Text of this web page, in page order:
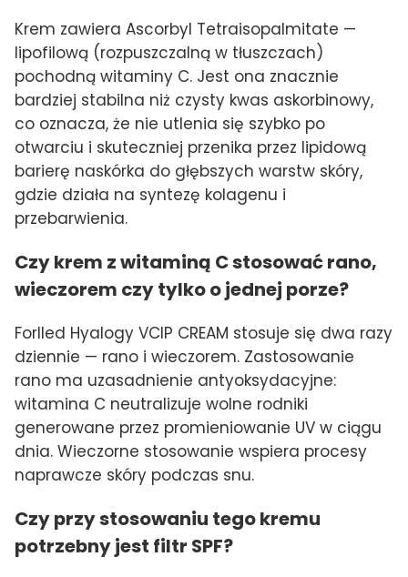
Krem zawiera Ascorbyl Tetraisopalmitate —
lipofilową (rozpuszczalną w tłuszczach)
pochodną witaminy C. Jest ona znacznie
bardziej stabilna niż czysty kwas askorbinowy,
co oznacza, że nie utlenia się szybko po
otwarciu i skuteczniej przenika przez lipidową
barierę naskórka do głębszych warstw skóry,
gdzie działa na syntezę kolagenu i
przebarwienia.
Czy krem z witaminą C stosować rano,
wieczorem czy tylko o jednej porze?
Forlled Hyalogy VCIP CREAM stosuje się dwa razy
dziennie — rano i wieczorem. Zastosowanie
rano ma uzasadnienie antyoksydacyjne:
witamina C neutralizuje wolne rodniki
generowane przez promieniowanie UV w ciągu
dnia. Wieczorne stosowanie wspiera procesy
naprawcze skóry podczas snu.
Czy przy stosowaniu tego kremu
potrzebny jest filtr SPF?